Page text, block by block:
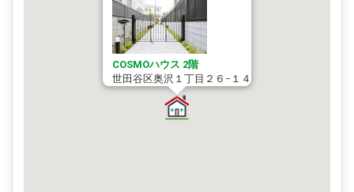
COSMOハウス 2階
世田谷区奥沢１丁目２６−１４